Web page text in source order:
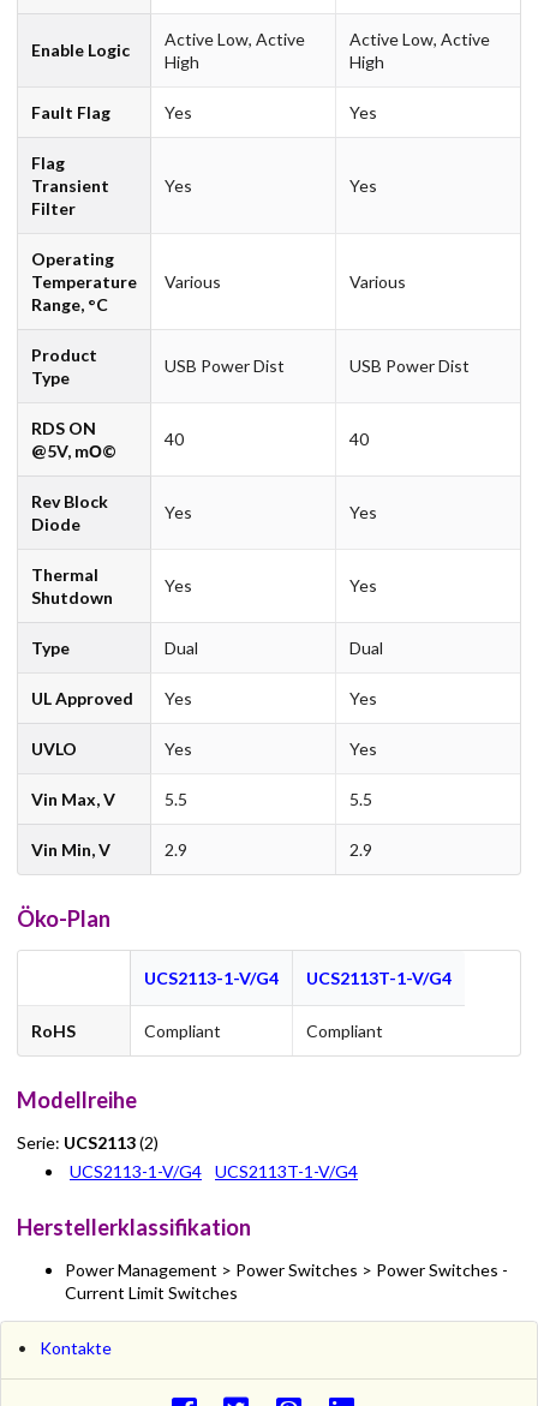
Enable Logic
Active Low, Active
High
Active Low, Active
High
Fault Flag Yes Yes
Flag
Transient
Filter
Yes Yes
Operating
Temperature
Range, °C
Various Various
Product
Type
USB Power Dist USB Power Dist
RDS ON
@5V, mО©
40 40
Rev Block
Diode
Yes Yes
Thermal
Shutdown
Yes Yes
Type Dual Dual
UL Approved Yes Yes
UVLO Yes Yes
Vin Max, V 5.5 5.5
Vin Min, V 2.9 2.9
Öko-Plan
UCS2113-1-V/G4 UCS2113T-1-V/G4
RoHS Compliant Compliant
Modellreihe
Serie: UCS2113(2)
UCS2113-1-V/G4
UCS2113T-1-V/G4
Herstellerklassifikation
Power Management > Power Switches > Power Switches -
Current Limit Switches
Kontakte